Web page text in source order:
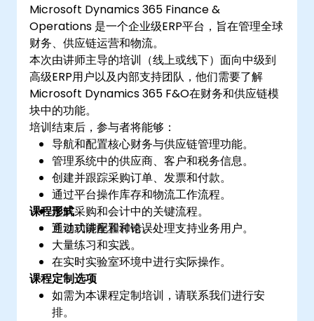
Microsoft Dynamics 365 Finance &
Operations 是一个企业级ERP平台，旨在管理全球
财务、供应链运营和物流。
本次由讲师主导的培训（线上或线下）面向中级到
高级ERP用户以及内部支持团队，他们需要了解
Microsoft Dynamics 365 F&O在财务和供应链模
块中的功能。
培训结束后，参与者将能够：
导航和配置核心财务与供应链管理功能。
管理系统中的供应商、客户和税务信息。
创建并跟踪采购订单、发票和付款。
通过平台操作库存和物流工作流程。
理解采购和会计中的关键流程。
通过功能配置和错误处理支持业务用户。
课程形式
互动式讲座和讨论。
大量练习和实践。
在实时实验室环境中进行实际操作。
课程定制选项
如需为本课程定制培训，请联系我们进行安
排。